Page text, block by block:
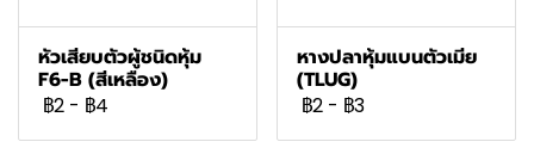
หัวเสียบตัวผู้ชนิดหุ้ม
F6-B (สีเหลือง)
฿2 - ฿4
หางปลาหุ้มแบนตัวเมีย
(TLUG)
฿2 - ฿3